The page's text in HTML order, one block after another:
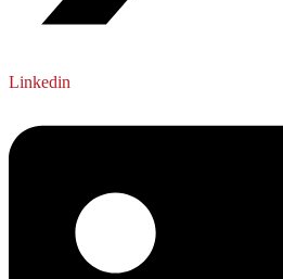
Linkedin